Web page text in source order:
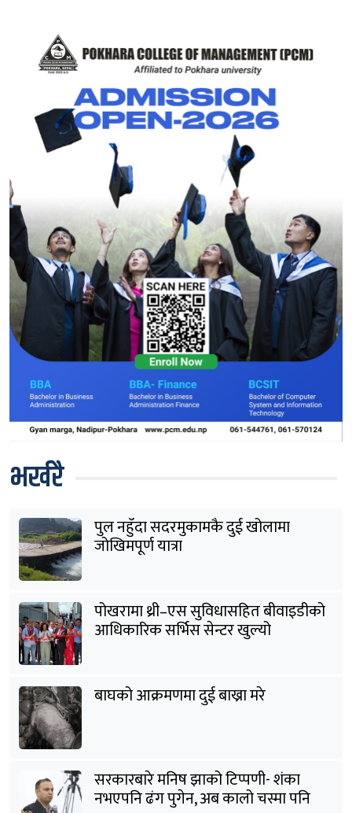
भर्खरै
पुल नहुँदा सदरमुकामकै दुई खोलामा
जोखिमपूर्ण यात्रा
पोखरामा थ्री–एस सुविधासहित बीवाइडीको
आधिकारिक सर्भिस सेन्टर खुल्यो
बाघको आक्रमणमा दुई बाख्रा मरे
सरकारबारे मनिष झाको टिप्पणी- शंका
नभएपनि ढंग पुगेन, अब कालो चस्मा पनि